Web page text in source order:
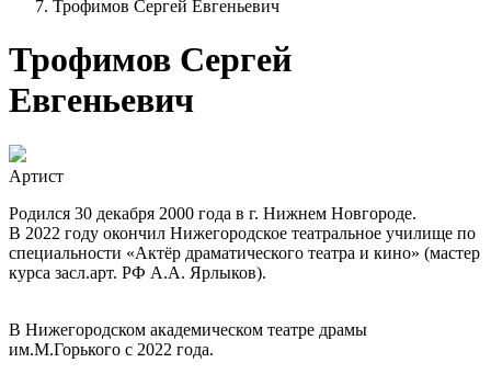
Трофимов Сергей Евгеньевич
Трофимов Сергей
Евгеньевич
Артист
Родился 30 декабря 2000 года в г. Нижнем Новгороде.
В 2022 году окончил Нижегородское театральное училище по
специальности «Актёр драматического театра и кино» (мастер
курса засл.арт. РФ А.А. Ярлыков).
В Нижегородском академическом театре драмы
им.М.Горького с 2022 года.